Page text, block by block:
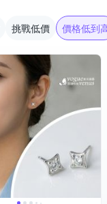
挑戰低價 價格低到